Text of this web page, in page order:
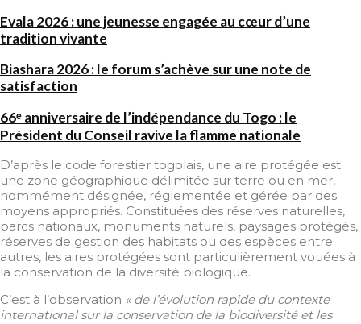
Evala 2026 : une jeunesse engagée au cœur d’une
tradition vivante
Biashara 2026 : le forum s’achève sur une note de
satisfaction
66ᵉ anniversaire de l’indépendance du Togo : le
Président du Conseil ravive la flamme nationale
D’après le code forestier togolais, une aire protégée est
une zone géographique délimitée sur terre ou en mer,
nommément désignée, réglementée et gérée par des
moyens appropriés. Constituées des réserves naturelles,
parcs nationaux, monuments naturels, paysages protégés,
réserves de gestion des habitats ou des espèces entre
autres, les aires protégées sont particulièrement vouées à
la conservation de la diversité biologique.
C’est à l’observation « de l’évolution rapide du contexte
international sur la conservation de la biodiversité et les